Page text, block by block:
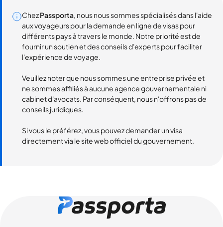
ChezPassporta, nous nous sommes spécialisés dans l'aide
aux voyageurs pour la demande en ligne de visas pour
différents pays à travers le monde. Notre priorité est de
fournir un soutien et des conseils d'experts pour faciliter
l'expérience de voyage.
Veuillez noter que nous sommes une entreprise privée et
ne sommes affiliés à aucune agence gouvernementale ni
cabinet d'avocats. Par conséquent, nous n'offrons pas de
conseils juridiques.
Si vous le préférez, vous pouvez demander un visa
directement via le site web officiel du gouvernement.